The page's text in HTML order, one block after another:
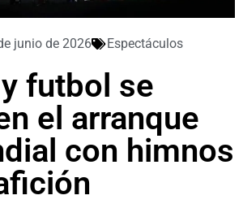
junio de 2026 Espectáculos
futbol se
el arranque
con himnos